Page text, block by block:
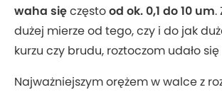
waha sięczęstood ok. 0,1 do 10 um.
dużej mierze od tego, czy i do jak
kurzu czy brudu, roztoczom udało
Najważniejszym orężem w walce z